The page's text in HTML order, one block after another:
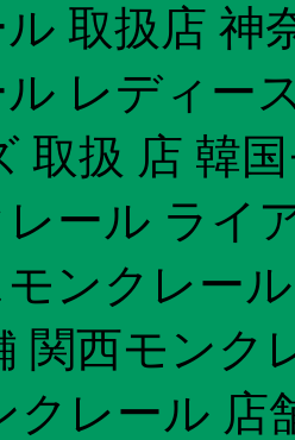
取扱店 神
レディー
取扱 店 韓
ール ライ
ンクレー
関西モンク
クレール 店